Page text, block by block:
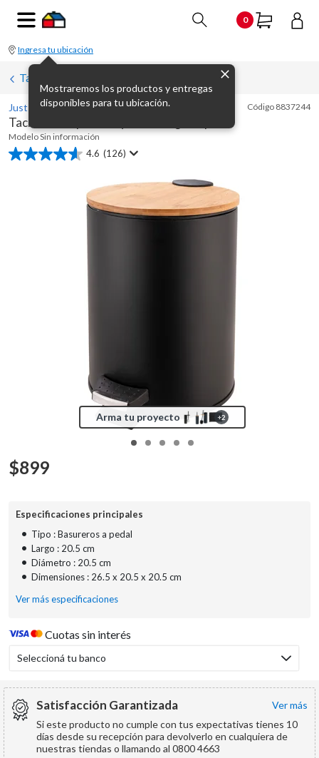
0
Ingresa tu ubicación
Mostraremos los productos y entregas
disponibles para tu ubicación.
Tachos, basureros y papeleros
Just Home Collection Código 8837244
Tacho 5 L de plástico y metal negro a pedal
ModeloSin información
4.6 (126)
4.6
Arma tu proyecto +2
$899
Especificaciones principales
• Tipo : Basureros a pedal
• Largo : 20.5 cm
• Diámetro : 20.5 cm
• Dimensiones : 26.5 x 20.5 x 20.5 cm
Ver más especificaciones
Cuotas sin interés
Seleccioná tu banco
Satisfacción Garantizada
ver más
Si este producto no cumple con tus expectativas tienes 10
días desde su recepción para devolverlo en cualquiera de
nuestras tiendas o llamando al 0800 4663